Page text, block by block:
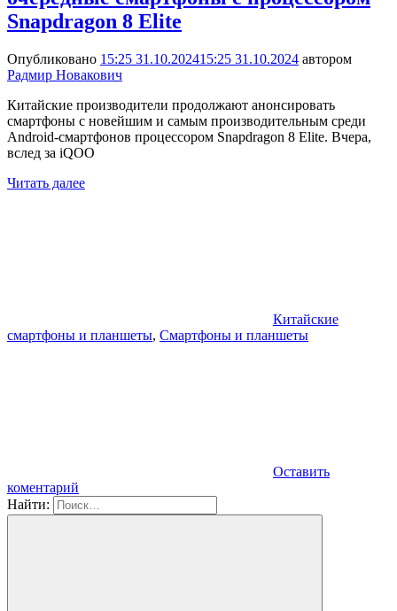
Snapdragon 8 Elite
Опубликовано 15:25 31.10.202415:25 31.10.2024 автором
Радмир Новакович
Китайские производители продолжают анонсировать
смартфоны с новейшим и самым производительным среди
Android-смартфонов процессором Snapdragon 8 Elite. Вчера,
вслед за iQOO
Читать далее
Китайские
смартфоны и планшеты, Смартфоны и планшеты
Оставить
коментарий
Найти: